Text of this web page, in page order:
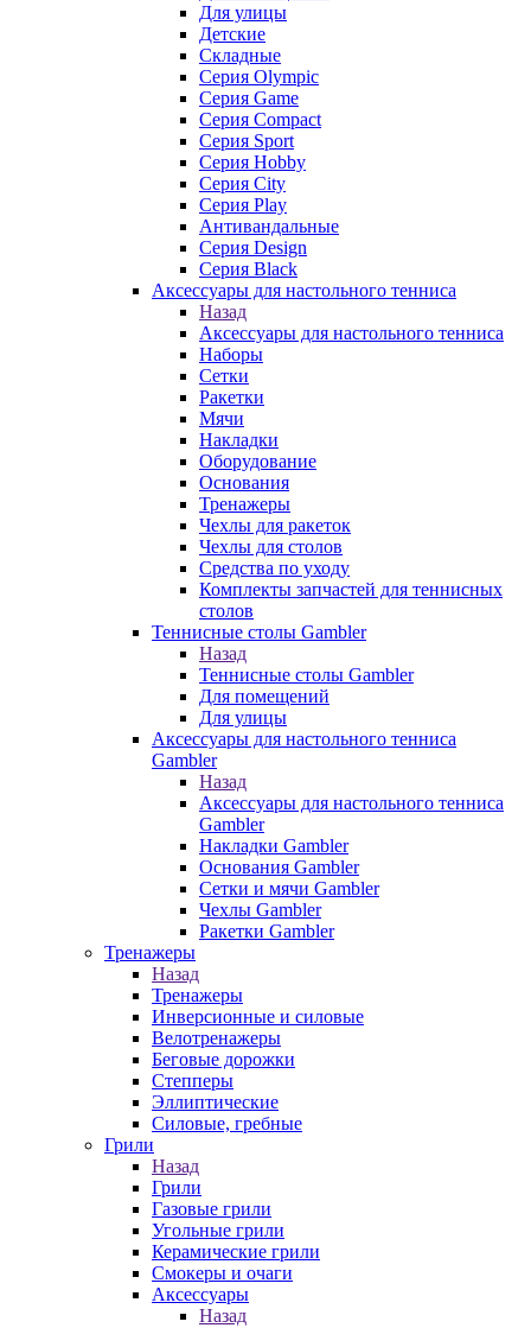
Для улицы
Детские
Складные
Серия Olympic
Серия Game
Серия Compact
Серия Sport
Серия Hobby
Серия City
Серия Play
Антивандальные
Серия Design
Серия Black
Аксессуары для настольного тенниса
Назад
Аксессуары для настольного тенниса
Наборы
Сетки
Ракетки
Мячи
Накладки
Оборудование
Основания
Тренажеры
Чехлы для ракеток
Чехлы для столов
Средства по уходу
Комплекты запчастей для теннисных
столов
Теннисные столы Gambler
Назад
Теннисные столы Gambler
Для помещений
Для улицы
Аксессуары для настольного тенниса
Gambler
Назад
Аксессуары для настольного тенниса
Gambler
Накладки Gambler
Основания Gambler
Сетки и мячи Gambler
Чехлы Gambler
Ракетки Gambler
Тренажеры
Назад
Тренажеры
Инверсионные и силовые
Велотренажеры
Беговые дорожки
Степперы
Эллиптические
Силовые, гребные
Грили
Назад
Грили
Газовые грили
Угольные грили
Керамические грили
Смокеры и очаги
Аксессуары
Назад